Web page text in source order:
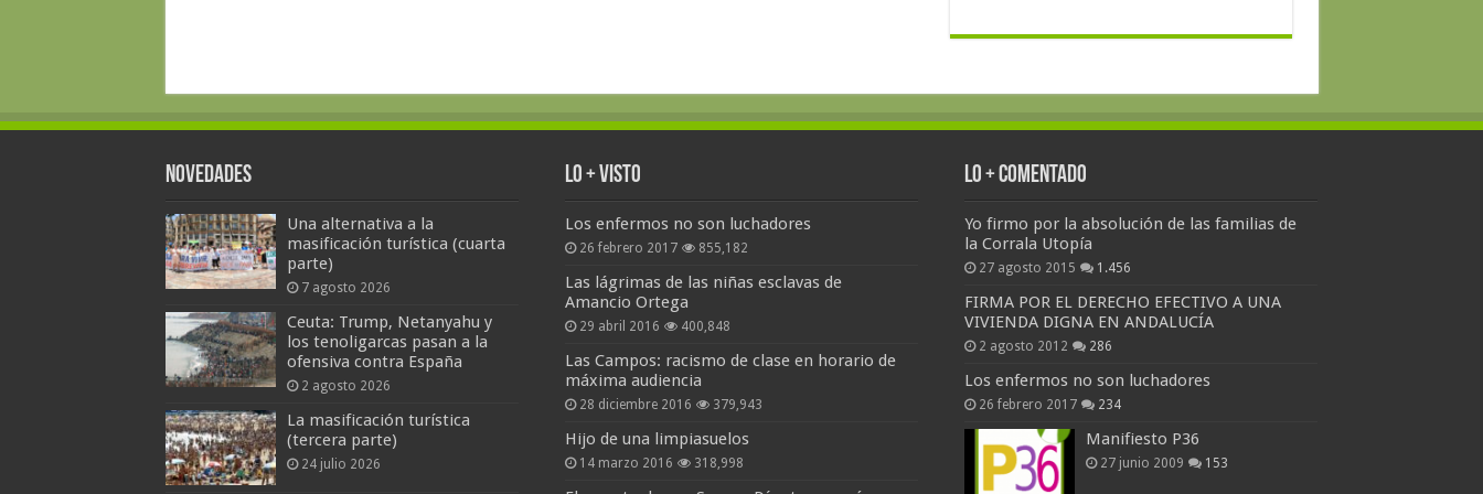
Novedades
Una alternativa a la
masificación turística (cuarta
parte)
7 agosto 2026
Ceuta: Trump, Netanyahu y
los tenoligarcas pasan a la
ofensiva contra España
2 agosto 2026
La masificación turística
(tercera parte)
24 julio 2026
Lo + Visto
Los enfermos no son luchadores
26 febrero 2017 855,182
Las lágrimas de las niñas esclavas de
Amancio Ortega
29 abril 2016 400,848
Las Campos: racismo de clase en horario de
máxima audiencia
28 diciembre 2016 379,943
Hijo de una limpiasuelos
14 marzo 2016 318,998
Lo + Comentado
Yo firmo por la absolución de las familias de
la Corrala Utopía
27 agosto 2015 1.456
FIRMA POR EL DERECHO EFECTIVO A UNA
VIVIENDA DIGNA EN ANDALUCÍA
2 agosto 2012 286
Los enfermos no son luchadores
26 febrero 2017 234
Manifiesto P36
27 junio 2009 153